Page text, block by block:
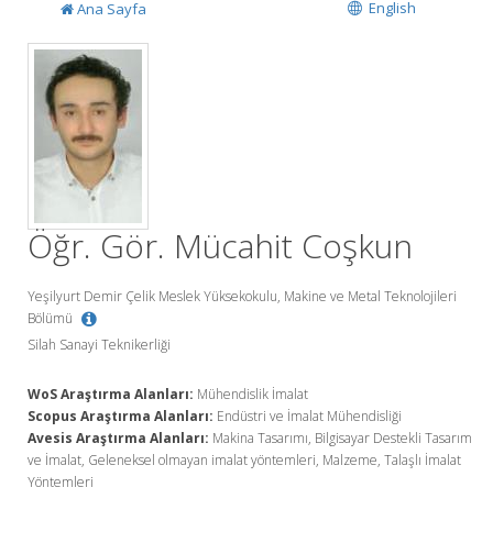
English
Ana Sayfa
Öğr. Gör. Mücahit Coşkun
Yeşilyurt Demir Çelik Meslek Yüksekokulu, Makine ve Metal Teknolojileri
Bölümü
Silah Sanayi Teknikerliği
WoS Araştırma Alanları: Mühendislik İmalat
Scopus Araştırma Alanları: Endüstri ve İmalat Mühendisliği
Avesis Araştırma Alanları: Makina Tasarımı, Bilgisayar Destekli Tasarım
ve İmalat, Geleneksel olmayan imalat yöntemleri, Malzeme, Talaşlı İmalat
Yöntemleri